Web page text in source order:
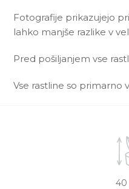
Fotografije prikazujejo
lahko manjše razlike v
Pred pošiljanjem vse
Vse rastline so primarno
40